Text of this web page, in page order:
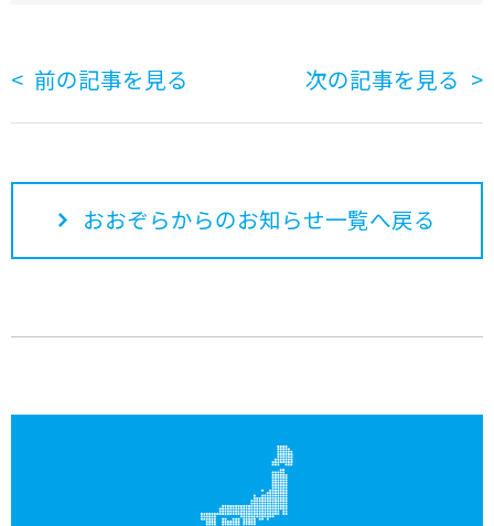
前の記事を見る 次の記事を見る
おおぞらからのお知らせ一覧へ戻る